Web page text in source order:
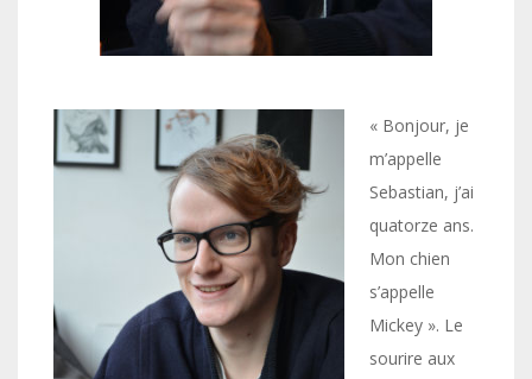
« Bonjour, je
m’appelle
Sebastian, j’ai
quatorze ans.
Mon chien
s’appelle
Mickey ». Le
sourire aux